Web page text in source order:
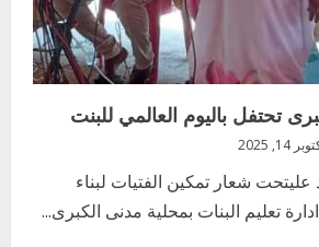
تحتفل باليوم العالمي للبنت
14, 2025
عليتحت شعار تمكين الفتيات لبناء
تعليم البنات بمحلية مدنى الكبرى...